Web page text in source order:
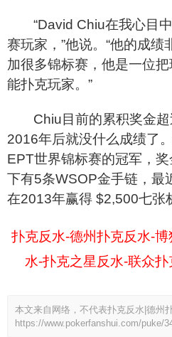
“David Chiu在我心目
赛玩家，”他说。“他的成
加很多锦标赛，他是一位
能扑克玩家。”
Chiu目前的累积奖金
2016年后就没什么成绩了
EPT世界锦标赛的冠军，
下有5条WSOP金手链，最
在2013年赢得 $2,500七张
扑克反水-德州扑克反水-
水-扑克之星反水-联众
本文来自网络，不代表扑克反水|德州
https://www.pokerfanshui.com/puke/